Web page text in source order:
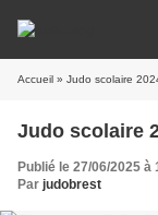
Accueil » Judo scolaire
Judo scolaire
Publié le 27/06/2025 à
Par judobrest